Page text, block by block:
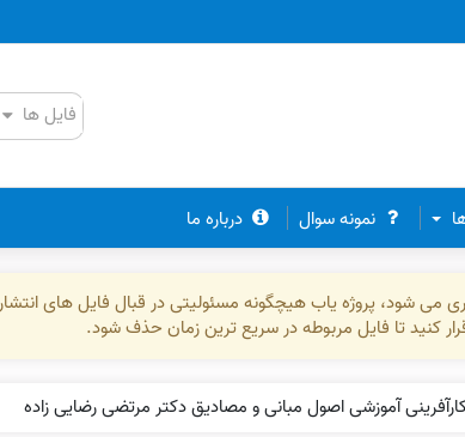
نمونه سوال درباره ما
می شود، پروژه یاب هیچگونه مسئولیتی در قبال فایل های
کنید تا فایل مربوطه در سریع ترین زمان حذف شود.
آموزشی اصول مبانی و مصادیق دکتر مرتضی رضایی زاده